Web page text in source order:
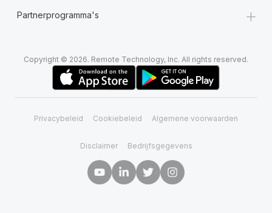
Partnerprogramma's +
Copyright © 2026. Remote Technology, Inc. All rights reserved.
Privacybeleid Cookiebeleid Algemene voorwaarden
Disclaimer Bedrijfsgegevens